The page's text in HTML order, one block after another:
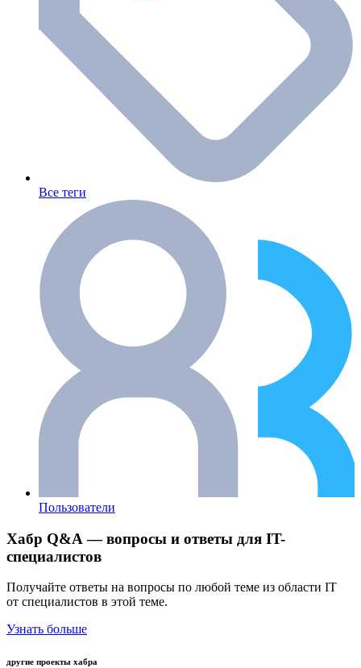
Все теги
Пользователи
Хабр Q&A — вопросы и ответы для IT-
специалистов
Получайте ответы на вопросы по любой теме из области IT
от специалистов в этой теме.
Узнать больше
другие проекты хабра